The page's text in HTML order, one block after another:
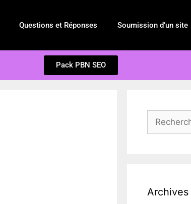
Questions et Réponses Soumission d’un site
Pack PBN SEO
Archives